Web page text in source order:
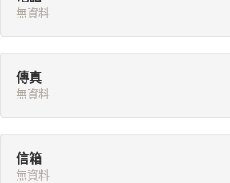
無資料
傳真
無資料
信箱
無資料